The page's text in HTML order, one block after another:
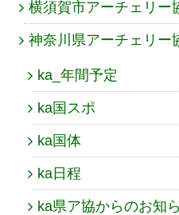
横須賀市アーチェリー
神奈川県アーチェリー
ka_年間予定
ka国スポ
ka国体
ka日程
ka県ア協からのお知